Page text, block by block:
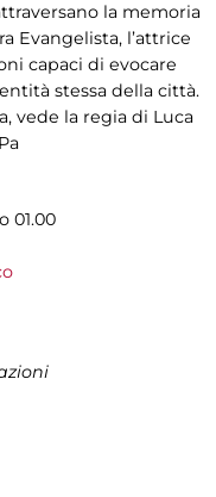
la memoria
Evangelista, l’attrice
capaci di evocare
stessa della città.
vede la regia di Luca
01.00